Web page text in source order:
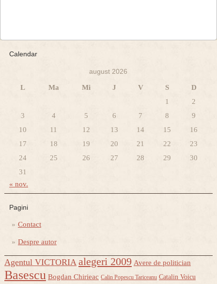
Calendar
august 2026
L Ma Mi J V S
D
1
2
3
4 5 6 7 8
9
10
11 12 13 14 15
16
17
18 19 20 21 22
23
24
25 26 27 28 29
30
31
« nov.
Pagini
Contact
Despre autor
Agentul VICTORIA alegeri 2009 Avere de politician
Basescu Bogdan Chirieac Calin Popescu Tariceanu Catalin Voicu